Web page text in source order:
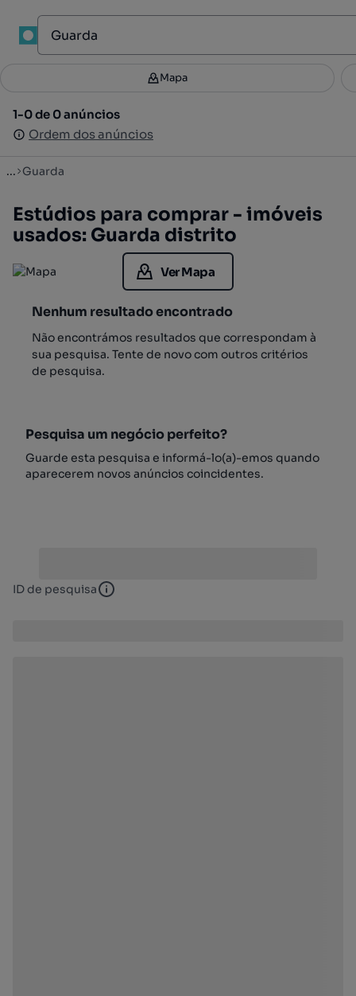
Filtros 3
1-0 de 0 anúncios
Ordem dos anúncios
Mapa
1-0 de 0 anúncios
Ordem dos anúncios
... Guarda
Estúdios para comprar - imóveis
usados: Guarda distrito
Ver Mapa
Nenhum resultado encontrado
Não encontrámos resultados que correspondam à
sua pesquisa. Tente de novo com outros critérios
de pesquisa.
Pesquisa um negócio perfeito?
Guarde esta pesquisa e informá-lo(a)-emos quando
aparecerem novos anúncios coincidentes.
ID de pesquisa ID de pesquisa